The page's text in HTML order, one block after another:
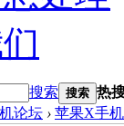
搜索 搜索 热
论坛 › 苹果X手机